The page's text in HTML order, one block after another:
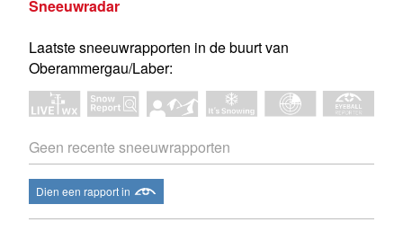
Sneeuwradar
Laatste sneeuwrapporten in de buurt van
Oberammergau/Laber:
Geen recente sneeuwrapporten
Dien een rapport in